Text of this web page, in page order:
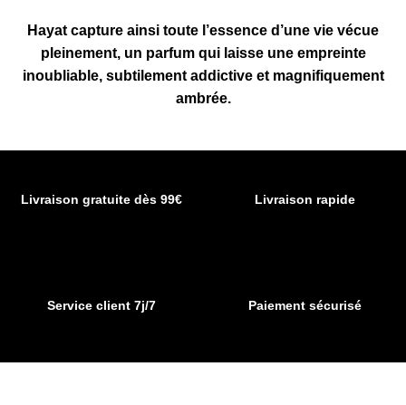
Hayat capture ainsi toute l’essence d’une vie vécue
pleinement, un parfum qui laisse une empreinte
inoubliable, subtilement addictive et magnifiquement
ambrée.
Livraison gratuite dès 99€ Livraison rapide
Service client 7j/7 Paiement sécurisé